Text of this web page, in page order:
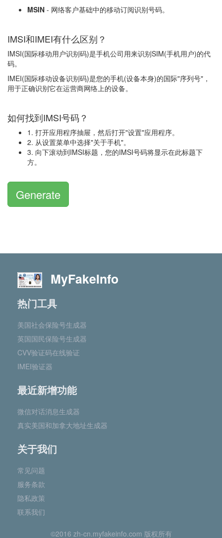
MSIN - 网络客户基础中的移动订阅识别号码。
IMSI和IMEI有什么区别？
IMSI(国际移动用户识别码)是手机公司用来识别SIM(手机用户)的代
码。
IMEI(国际移动设备识别码)是您的手机(设备本身)的国际"序列号"，
用于正确识别它在运营商网络上的设备。
如何找到IMSI号码？
1. 打开应用程序抽屉，然后打开"设置"应用程序。
2. 从设置菜单中选择"关于手机"。
3. 向下滚动到IMSI标题，您的IMSI号码将显示在此标题下
方。
Generate
MyFakeInfo
热门工具
美国社会保险号生成器
英国国民保险号生成器
CVV验证码在线验证
IMEI验证器
最近新增功能
微信对话消息生成器
真实美国和加拿大地址生成器
关于我们
常见问题
服务条款
隐私政策
联系我们
©2016 zh-cn.myfakeinfo.com 版权所有